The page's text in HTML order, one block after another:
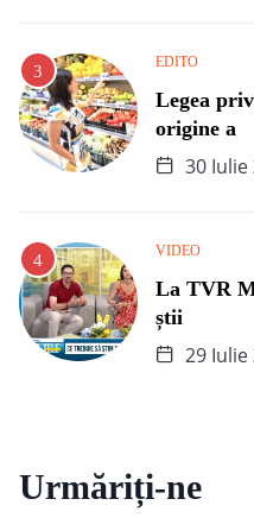
EDITO
Legea
origine a
30 Iulie
VIDEO
La TVR
știi
29 Iulie
Urmăriți-ne